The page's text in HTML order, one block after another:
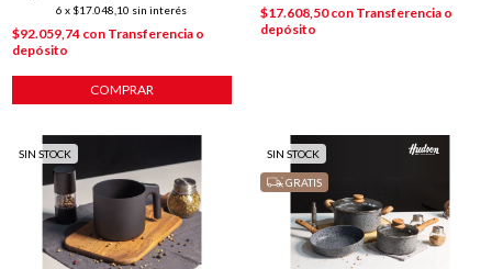
6 x $17.048,10 sin interés
$92.059,74 con Transferencia o
depósito
COMPRAR
$17.608,50con Transferencia o
depósito
SIN STOCK SIN STOCK
GRATIS